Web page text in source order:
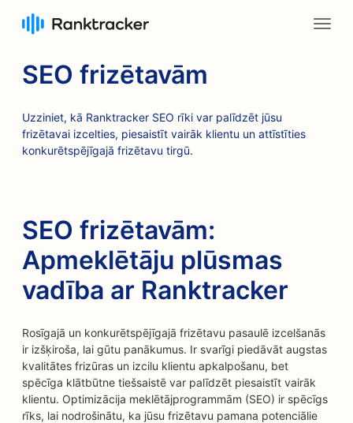
SEO frizētavām
Uzziniet, kā Ranktracker SEO rīki var palīdzēt jūsu
frizētavai izcelties, piesaistīt vairāk klientu un attīstīties
konkurētspējīgajā frizētavu tirgū.
SEO frizētavām:
Apmeklētāju plūsmas
vadība ar Ranktracker
Rosīgajā un konkurētspējīgajā frizētavu pasaulē izcelšanās
ir izšķiroša, lai gūtu panākumus. Ir svarīgi piedāvāt augstas
kvalitātes frizūras un izcilu klientu apkalpošanu, bet
spēcīga klātbūtne tiešsaistē var palīdzēt piesaistīt vairāk
klientu. Optimizācija meklētājprogrammām (SEO) ir spēcīgs
rīks, lai nodrošinātu, ka jūsu frizētavu pamana potenciālie